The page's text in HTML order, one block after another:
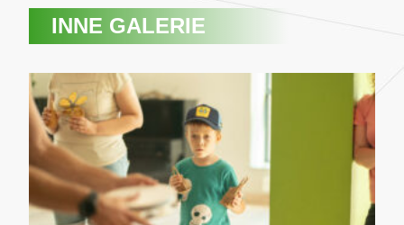
INNE GALERIE